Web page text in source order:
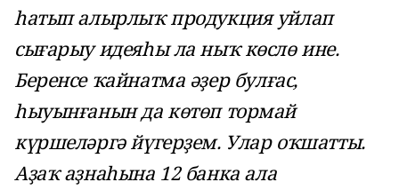
һатып алырлыҡ продукция уйлап
сығарыу идеяһы ла ныҡ көслө ине.
Беренсе ҡайнатма әҙер булғас,
һыуынғанын да көтөп тормай
күршеләргә йүгерҙем. Улар оҡшатты.
Аҙаҡ аҙнаһына 12 банка ала